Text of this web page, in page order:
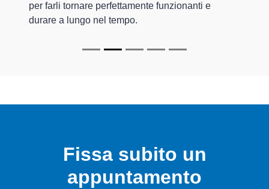
per farli tornare perfettamente funzionanti e
durare a lungo nel tempo.
Fissa subito un
appuntamento